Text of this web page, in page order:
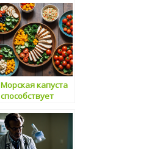
Морская капуста
способствует
лишнего веса